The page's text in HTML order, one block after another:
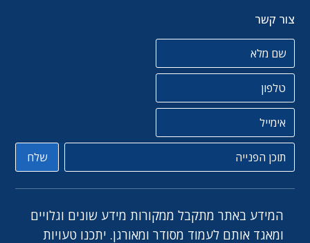
צור קשר
טלפון
שלח
המידע באתר מתקבל ממקורות מידע שונים וגלויים
ומאגד אותם לעמוד מסודר ומאורגן. יתכנו טעויות